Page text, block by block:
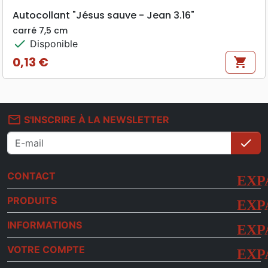
Autocollant "Jésus sauve - Jean 3.16"
carré 7,5 cm
check Disponible
Prix
0,13 € shopping_cart
mail_outline S'INSCRIRE À LA NEWSLETTER
check
CONTACT
PRODUITS
INFORMATIONS
VOTRE COMPTE